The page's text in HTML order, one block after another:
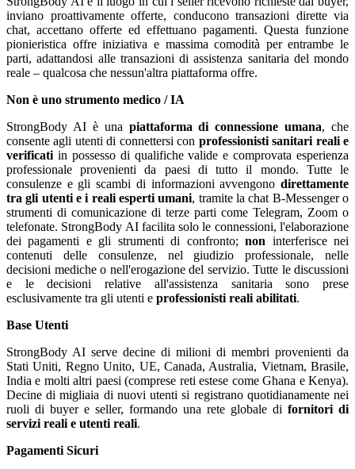
inviano proattivamente offerte, conducono transazioni dirette via
chat, accettano offerte ed effettuano pagamenti. Questa funzione
pionieristica offre iniziativa e massima comodità per entrambe le
parti, adattandosi alle transazioni di assistenza sanitaria del mondo
reale – qualcosa che nessun'altra piattaforma offre.
Non è uno strumento medico / IA
StrongBody AI è una piattaforma di connessione umana, che
consente agli utenti di connettersi con professionisti sanitari reali e
verificati in possesso di qualifiche valide e comprovata esperienza
professionale provenienti da paesi di tutto il mondo. Tutte le
consulenze e gli scambi di informazioni avvengono direttamente
tra gli utenti e i reali esperti umani, tramite la chat B-Messenger o
strumenti di comunicazione di terze parti come Telegram, Zoom o
telefonate. StrongBody AI facilita solo le connessioni, l'elaborazione
dei pagamenti e gli strumenti di confronto;non interferisce nei
contenuti delle consulenze, nel giudizio professionale, nelle
decisioni mediche o nell'erogazione del servizio. Tutte le discussioni
e le decisioni relative all'assistenza sanitaria sono prese
esclusivamente tra gli utenti e professionisti reali abilitati.
Base Utenti
StrongBody AI serve decine di milioni di membri provenienti da
Stati Uniti, Regno Unito, UE, Canada, Australia, Vietnam, Brasile,
India e molti altri paesi (comprese reti estese come Ghana e Kenya).
Decine di migliaia di nuovi utenti si registrano quotidianamente nei
ruoli di buyer e seller, formando una rete globale di fornitori di
servizi reali e utenti reali.
Pagamenti Sicuri